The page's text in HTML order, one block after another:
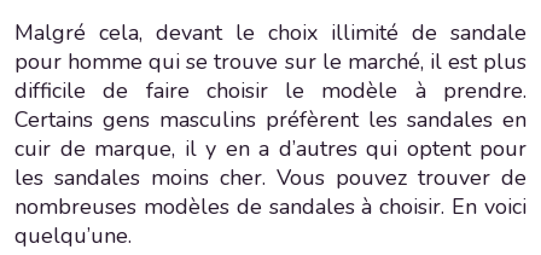
Malgré cela, devant le choix illimité de sandale
pour homme qui se trouve sur le marché, il est plus
difficile de faire choisir le modèle à prendre.
Certains gens masculins préfèrent les sandales en
cuir de marque, il y en a d’autres qui optent pour
les sandales moins cher. Vous pouvez trouver de
nombreuses modèles de sandales à choisir. En voici
quelqu’une.